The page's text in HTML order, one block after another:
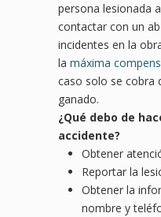
persona lesionada
contactar con un
incidentes en la
la máxima
caso solo se cobra
ganado.
¿Qué debo de
accidente?
Obtener
Reportar la
Obtener la
nombre y